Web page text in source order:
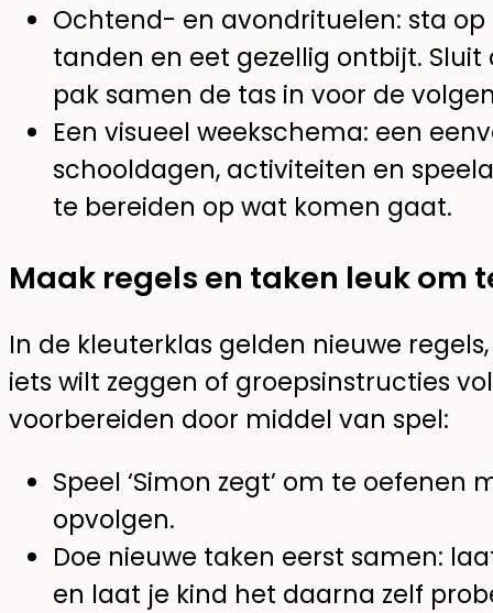
Ochtend- en avondrituelen: sta
tanden en eet gezellig ontbijt.
pak samen de tas in voor de
Een visueel weekschema: een
schooldagen, activiteiten en
te bereiden op wat komen gaat.
Maak regels en taken leuk om
In de kleuterklas gelden nieuwe
iets wilt zeggen of groepsinstructies
voorbereiden door middel van spel:
Speel ‘Simon zegt’ om te
opvolgen.
Doe nieuwe taken eerst samen:
en laat je kind het daarna zelf